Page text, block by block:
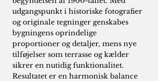
udgangspunkt i historiske fotografier
og originale tegninger genskabes
bygningens oprindelige
proportioner og detaljer, mens nye
tilføjelser som terrasse og kælder
sikrer en nutidig funktionalitet.
Resultatet er en harmonisk balance